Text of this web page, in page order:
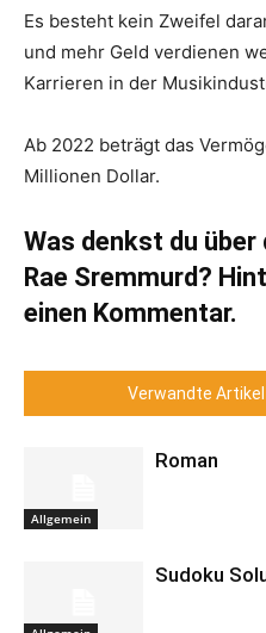
Es besteht kein Zweifel
und mehr Geld verdienen
Karrieren in der
Ab 2022 beträgt das
Millionen Dollar.
Was denkst du
Rae Sremmurd?
einen Kommentar.
Verwandte Artikel
Allgemein
Roman
Sudoku